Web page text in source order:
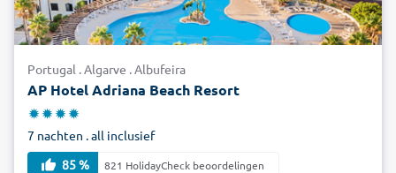
naar de Algarve!
Portugal . Algarve . Albufeira
AP Hotel Adriana Beach Resort
7 nachten . all inclusief
85 %
821 HolidayCheck beoordelingen